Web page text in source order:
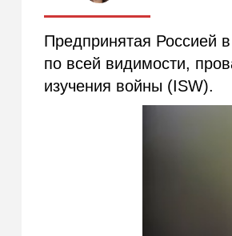
Предпринятая Россией
по всей видимости,
изучения войны (ISW).